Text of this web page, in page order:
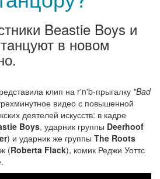
Beastie Boys и
в новом
клип на r'n'b-прыгалку "Bad
видео с повышенной
деятелей искусств: в кадре
Boys, ударник группы Deerhoof
) и ударник же группы The Roots
(Roberta Flack), комик Реджи Уоттс